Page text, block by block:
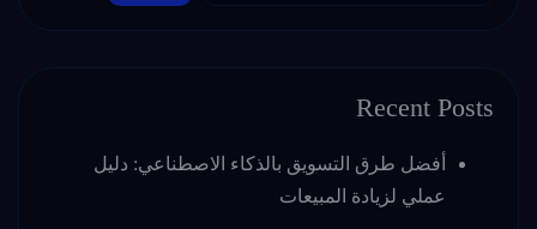
Recent Posts
أفضل طرق التسويق بالذكاء الاصطناعي: دليل
عملي لزيادة المبيعات